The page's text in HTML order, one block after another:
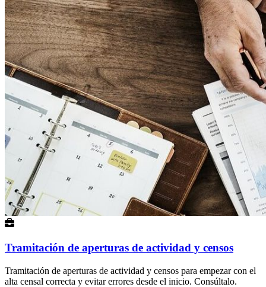
Tramitación de aperturas de actividad y censos
Tramitación de aperturas de actividad y censos para empezar con el
alta censal correcta y evitar errores desde el inicio. Consúltalo.